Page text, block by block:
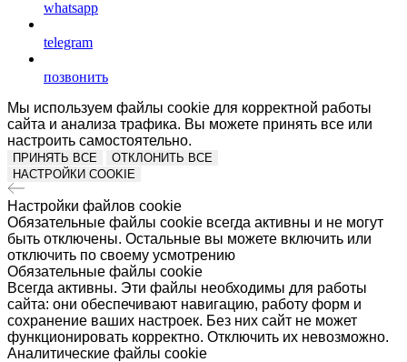
whatsapp
telegram
позвонить
Мы используем файлы cookie для корректной работы
сайта и анализа трафика. Вы можете принять все или
настроить самостоятельно.
ПРИНЯТЬ ВСЕ
ОТКЛОНИТЬ ВСЕ
НАСТРОЙКИ COOKIE
Настройки файлов cookie
Обязательные файлы cookie всегда активны и не могут
быть отключены. Остальные вы можете включить или
отключить по своему усмотрению
Обязательные файлы cookie
Всегда активны. Эти файлы необходимы для работы
сайта: они обеспечивают навигацию, работу форм и
сохранение ваших настроек. Без них сайт не может
функционировать корректно. Отключить их невозможно.
Аналитические файлы cookie